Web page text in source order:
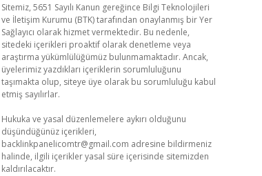
Sitemiz, 5651 Sayılı Kanun gereğince Bilgi Teknolojileri
ve İletişim Kurumu (BTK) tarafından onaylanmış bir Yer
Sağlayıcı olarak hizmet vermektedir. Bu nedenle,
sitedeki içerikleri proaktif olarak denetleme veya
araştırma yükümlülüğümüz bulunmamaktadır. Ancak,
üyelerimiz yazdıkları içeriklerin sorumluluğunu
taşımakta olup, siteye üye olarak bu sorumluluğu kabul
etmiş sayılırlar.
Hukuka ve yasal düzenlemelere aykırı olduğunu
düşündüğünüz içerikleri,
backlinkpanelicomtr@gmail.com adresine bildirmeniz
halinde, ilgili içerikler yasal süre içerisinde sitemizden
kaldırılacaktır.